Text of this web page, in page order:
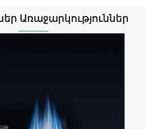
Առաջարկություններ